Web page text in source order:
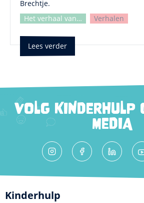
Brechtje.
Het verhaal van…
Verhalen
Lees verder
VOLG KINDERHULP
MEDIA
Kinderhulp